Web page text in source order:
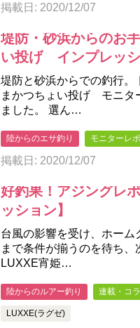
掲載日: 2020/12/07
堤防・砂浜からのお
い投げ インプレッシ
堤防と砂浜からでの釣行
まかつちょい投げ モニタ
ました。 選ん…
陸からのエサ釣り モニターレ
掲載日: 2020/12/07
好釣果！アジングレ
ッション】
台風の影響を受け、ホー
まで条件が揃うのを待ち
LUXXE宵姫…
陸からのルアー釣り 連載・コ
LUXXE(ラグゼ)